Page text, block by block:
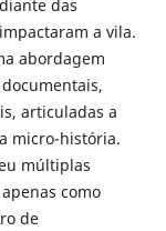
das
a vila.
abordagem
articuladas a
micro-história.
múltiplas
como
de